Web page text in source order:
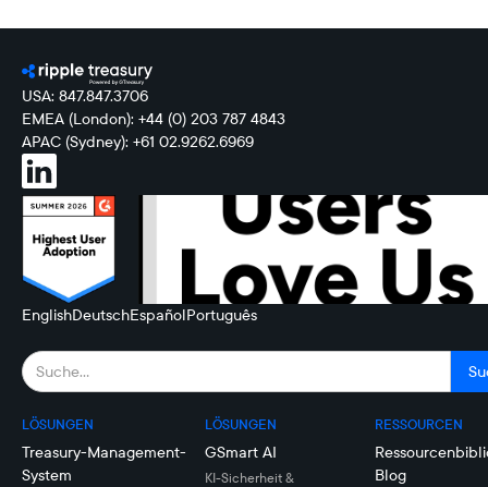
USA: 847.847.3706
EMEA (London): +44 (0) 203 787 4843
APAC (Sydney): +61 02.9262.6969
EnglishDeutschEspañolPortuguês
LÖSUNGEN
Treasury-Management-
System
LÖSUNGEN
GSmart AI
KI-Sicherheit &
RESSOURCEN
Blog